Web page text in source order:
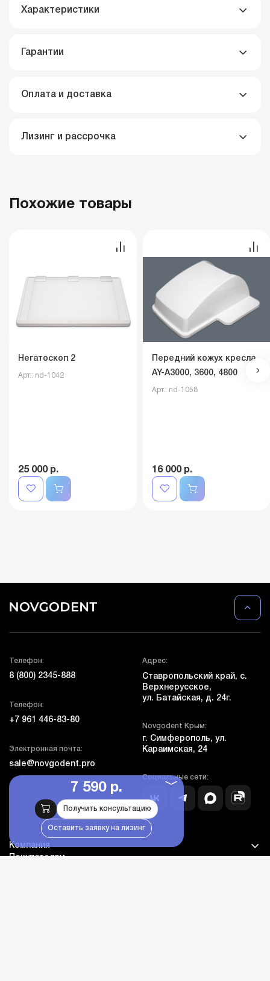
7 590 р.
Получить консультацию
Оставить заявку на лизинг
Характеристики
Гарантии
Оплата и доставка
Лизинг и рассрочка
Похожие товары
Негатоскоп 2
Арт.: nd-1042
25 000 р.
Передний кожух кресла
AY-A3000, 3600, 4800
Арт.: nd-1058
16 000 р.
Телефон:
8 (800) 2345-888
Телефон:
+7 961 446-83-80
Электронная почта:
sale@novgodent.pro
Адрес:
Ставропольский край, с.
Верхнерусское,
ул. Батайская, д. 24г.
Novgodent Крым:
г. Симферополь, ул.
Караимская, 24
Социальные сети:
Компания
Покупателям